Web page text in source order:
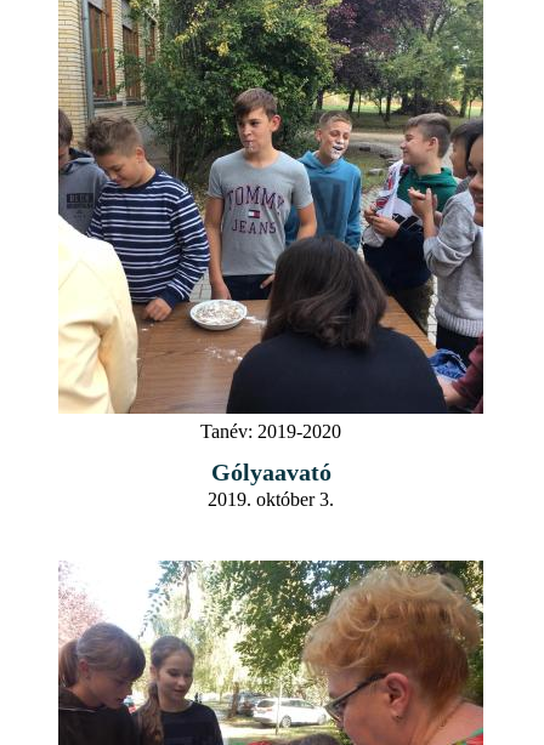
Tanév: 2019-2020
Gólyaavató
2019. október 3.